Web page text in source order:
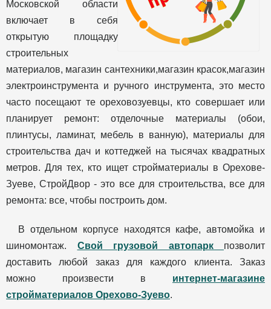
Московской области
включает в себя
открытую площадку
строительных
материалов, магазин сантехники,магазин красок,магазин
электроинструмента и ручного инструмента, это место
часто посещают те ореховозуевцы, кто совершает или
планирует ремонт: отделочные материалы (обои,
плинтусы, ламинат, мебель в ванную), материалы для
строительства дач и коттеджей на тысячах квадратных
метров. Для тех, кто ищет стройматериалы в Орехове-
Зуеве, СтройДвор - это все для строительства, все для
ремонта: все, чтобы построить дом.
В отдельном корпусе находятся кафе, автомойка и
шиномонтаж. Свой грузовой автопарк позволит
доставить любой заказ для каждого клиента. Заказ
можно произвести в интернет-магазине
стройматериалов Орехово-Зуево.